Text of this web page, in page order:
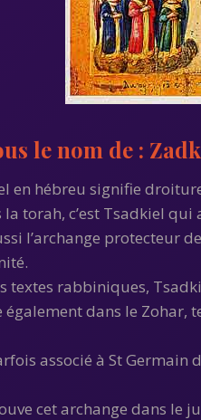
le nom de :
en hébreu signifie
la torah, c’est Tsadkiel
l’archange protecteur
textes rabbiniques,
dans le Zohar,
associé à St Germain
cet archange dans le